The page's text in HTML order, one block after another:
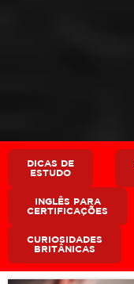
DICAS DE
ESTUDO
INGLÊS PARA
CERTIFICAÇÕES
CURIOSIDADES
BRITÂNICAS